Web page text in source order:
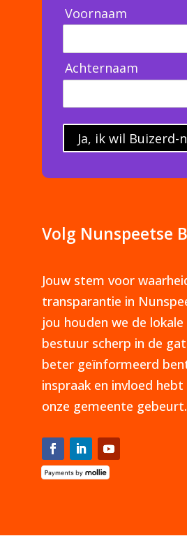
Voornaam
Achternaam
Ja, ik wil Buizerd-
Volg Nunspeetse
Jouw stem voor
transparantie in
jou houden we de
bestuur scherp in de
beter geïnformeerd
inspraak en invloed
onze gemeente gebeurt.